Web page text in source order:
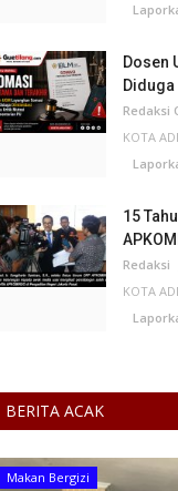
Dosen
Redaksi
KOTA
15
Redaksi
KOTA
BERITA ACAK
Pertanian